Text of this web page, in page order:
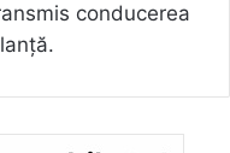
conducerea